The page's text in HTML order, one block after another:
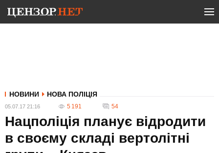
НОВИНИ НОВА ПОЛІЦІЯ
05.07.17 21:16 5 191 54
Нацполіція планує відродити
в своєму складі вертолітні